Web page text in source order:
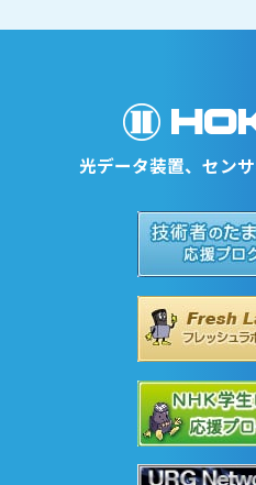
光データ装置、セン